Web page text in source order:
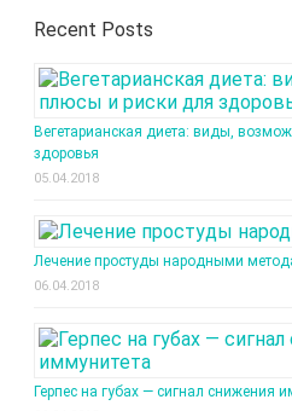
Recent Posts
Вегетарианская диета: виды,
здоровья
05.04.2018
Лечение простуды народными
06.04.2018
Герпес на губах — сигнал снижения